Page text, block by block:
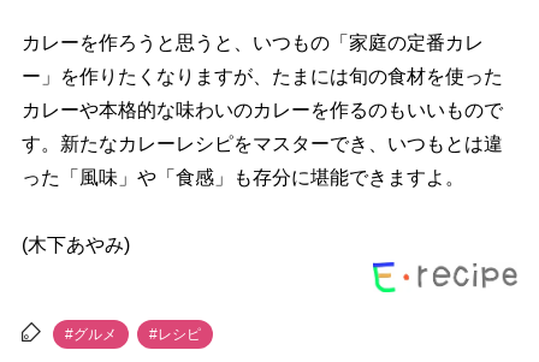
カレーを作ろうと思うと、いつもの「家庭の定番カレ
ー」を作りたくなりますが、たまには旬の食材を使った
カレーや本格的な味わいのカレーを作るのもいいもので
す。新たなカレーレシピをマスターでき、いつもとは違
った「風味」や「食感」も存分に堪能できますよ。
(木下あやみ)
#グルメ #レシピ